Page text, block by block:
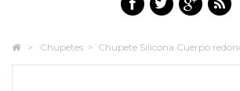
> Chupetes > Chupete Silicona Cuerpo